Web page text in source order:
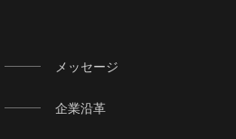
メッセージ
企業沿革